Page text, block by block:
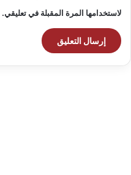
لاستخدامها المرة المقبلة في تعليقي.